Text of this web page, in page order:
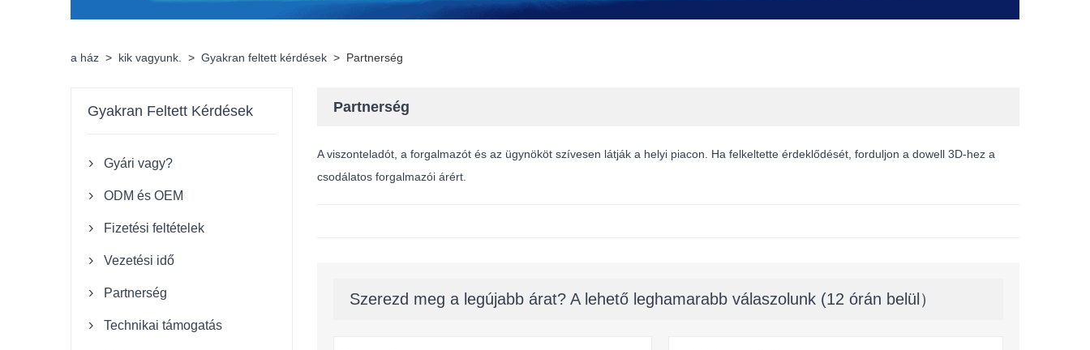
a ház > kik vagyunk. > Gyakran feltett kérdések > Partnerség
Partnerség
A viszonteladót, a forgalmazót és az ügynököt szívesen látják a helyi piacon. Ha felkeltette érdeklődését, forduljon a dowell 3D-hez a
csodálatos forgalmazói árért.
Szerezd meg a legújabb árat? A lehető leghamarabb válaszolunk (12 órán belül）
Gyakran Feltett Kérdések
 Gyári vagy?
 ODM és OEM
 Fizetési feltételek
 Vezetési idő
 Partnerség
 Technikai támogatás